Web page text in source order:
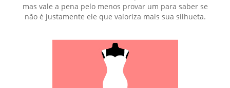
mas vale a pena pelo menos provar um para saber se
não é justamente ele que valoriza mais sua silhueta.